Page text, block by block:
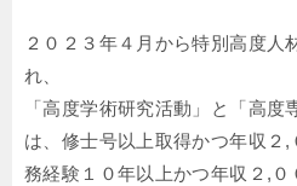
２０２３年４月から特別高度人
れ、
「高度学術研究活動」と「高
は、修士号以上取得かつ年収２
務経験１０年以上かつ年収２,０